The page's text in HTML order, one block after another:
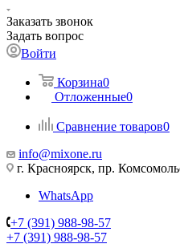
Заказать звонок
Задать вопрос
Войти
Корзина0
Отложенные0
Сравнение товаров0
info@mixone.ru
г. Красноярск, пр.
WhatsApp
+7 (391) 988-98-57
+7 (391) 988-98-57